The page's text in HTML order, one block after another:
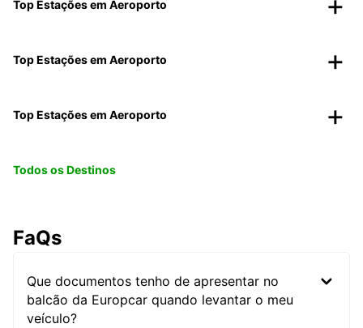
Top Estações em Aeroporto
Top Estações em Aeroporto
Top Estações em Aeroporto
Todos os Destinos
FaQs
Que documentos tenho de apresentar no
balcão da Europcar quando levantar o meu
veículo?